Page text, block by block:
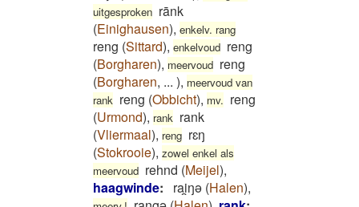
uitgesproken rānk
(Einighausen), enkelv. rang
reng (Sittard), enkelvoud reng
(Borgharen), meervoud reng
(Borgharen, ... ), meervoud van
rank reng (Obbicht), mv. reng
(Urmond), rank rank
(Vliermaal), reng rɛŋ
(Stokrooie), zowel enkel als
meervoud rehnd (Meijel),
haagwinde: rai̯ŋə (Halen),